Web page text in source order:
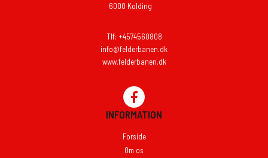
6000 Kolding
Tlf: +4574560808
info@felderbanen.dk
www.felderbanen.dk
INFORMATION
Forside
Om os